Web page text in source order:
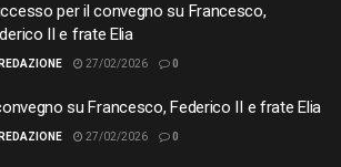
per il convegno su Francesco,
II e frate Elia
REDAZIONE 27/02/2026 0
su Francesco, Federico II e frate Elia
REDAZIONE 27/02/2026 0